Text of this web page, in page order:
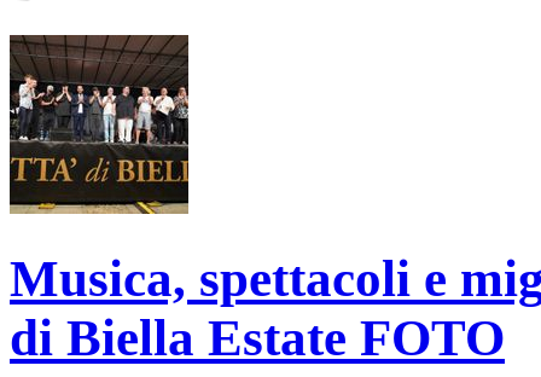
Musica, spettacoli e
di Biella Estate FOTO